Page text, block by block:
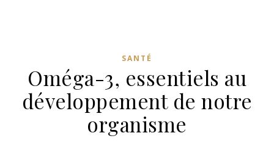
SANTÉ
Oméga-3, essentiels au
développement de notre
organisme